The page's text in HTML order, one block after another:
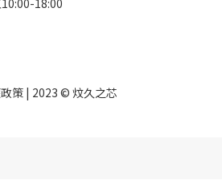
18:00
策| 2023 © 炆久之芯